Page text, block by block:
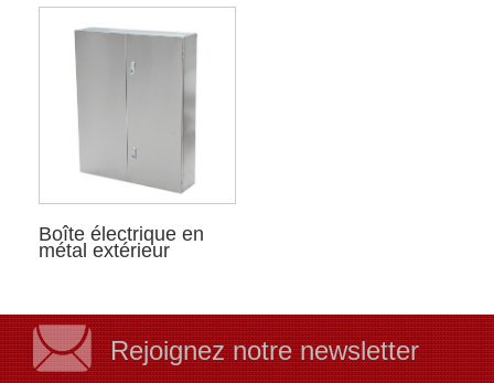
Boîte électrique en
métal extérieur
Rejoignez notre newsletter